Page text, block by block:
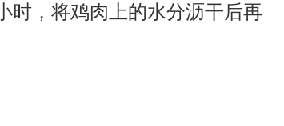
时，将鸡肉上的水分沥干后再